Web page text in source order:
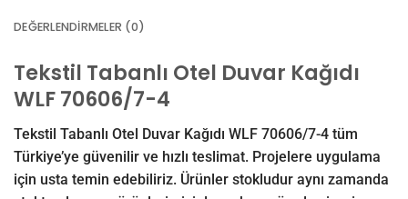
DEĞERLENDIRMELER (0)
Tekstil Tabanlı Otel Duvar Kağıdı
WLF 70606/7-4
Tekstil Tabanlı Otel Duvar Kağıdı WLF 70606/7-4 tüm
Türkiye’ye güvenilir ve hızlı teslimat. Projelere uygulama
için usta temin edebiliriz. Ürünler stokludur aynı zamanda